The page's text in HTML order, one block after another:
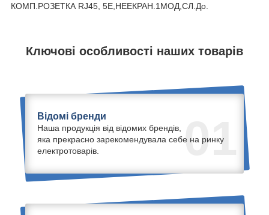
КОМП.РОЗЕТКА RJ45, 5Е,НЕЕКРАН.1МОД,СЛ.До.
Ключові особливості наших товарів
01
Відомі бренди
Наша продукція від відомих брендів,
яка прекрасно зарекомендувала себе на ринку
електротоварів.